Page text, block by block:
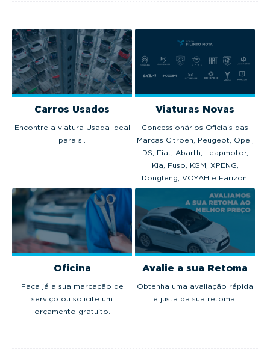
Carros Usados
Encontre a viatura Usada Ideal
para si.
Viaturas Novas
Concessionários Oficiais das
Marcas Citroën, Peugeot, Opel,
DS, Fiat, Abarth, Leapmotor,
Kia, Fuso, KGM, XPENG,
Dongfeng, VOYAH e Farizon.
Oficina
Faça já a sua marcação de
serviço ou solicite um
orçamento gratuito.
Avalie a sua Retoma
Obtenha uma avaliação rápida
e justa da sua retoma.